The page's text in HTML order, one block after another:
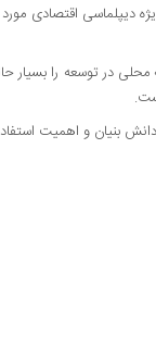
دیپلماسی اقتصادی مورد
در توسعه را
بنیان و اهمیت